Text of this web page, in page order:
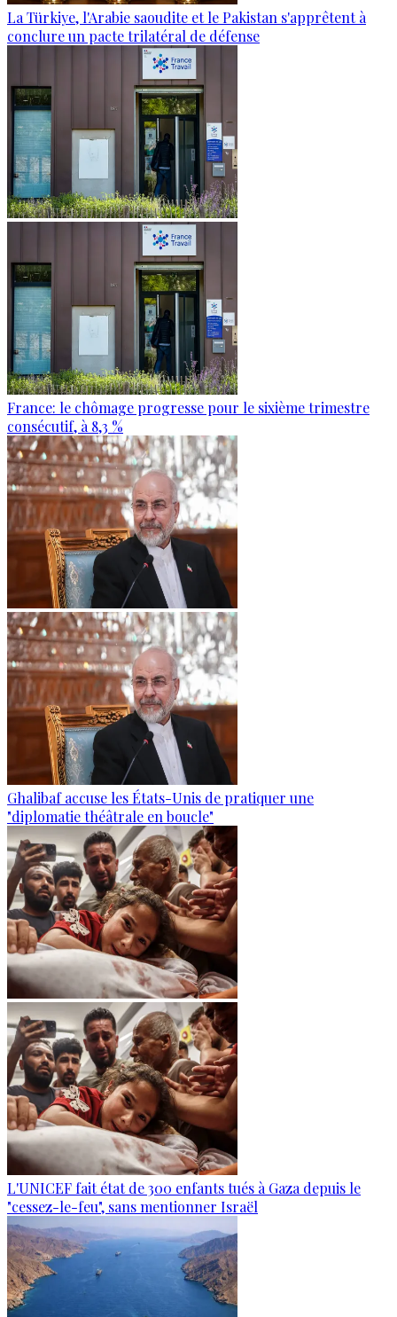
La Türkiye, l'Arabie saoudite et le Pakistan s'apprêtent à
conclure un pacte trilatéral de défense
France: le chômage progresse pour le sixième trimestre
consécutif, à 8,3 %
Ghalibaf accuse les États-Unis de pratiquer une
"diplomatie théâtrale en boucle"
L'UNICEF fait état de 300 enfants tués à Gaza depuis le
"cessez-le-feu", sans mentionner Israël